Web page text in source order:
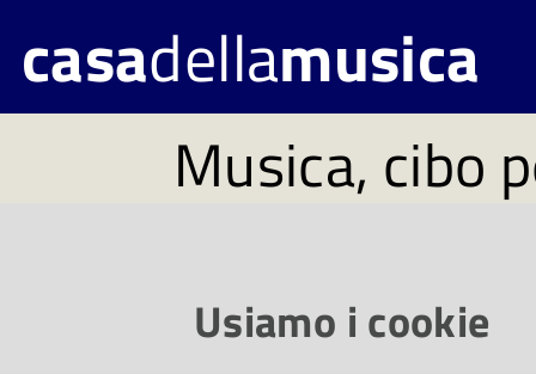
casadellamusica
Musica, cibo
9 maggio
Usiamo i cookie